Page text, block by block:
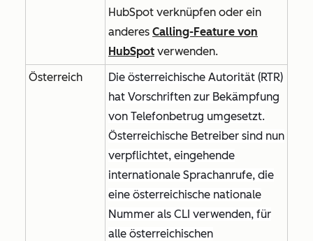
HubSpot verknüpfen oder ein
anderes Calling-Feature von
HubSpot verwenden.
Österreich
Die österreichische Autorität (RTR)
hat Vorschriften zur Bekämpfung
von Telefonbetrug umgesetzt.
Österreichische Betreiber sind nun
verpflichtet, eingehende
internationale Sprachanrufe, die
eine österreichische nationale
Nummer als CLI verwenden, für
alle österreichischen